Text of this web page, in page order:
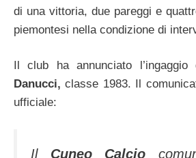
di una vittoria, due pareggi e
piemontesi nella condizione di
Il club ha annunciato l’ingaggio
Danucci, classe 1983. Il
ufficiale:
Il Cuneo Calcio